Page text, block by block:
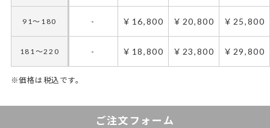
91～180 - ￥16,800 ￥20,800 ￥25,800
181～220 - ￥18,800 ￥23,800 ￥29,800
※価格は税込です。
ご注文フォーム